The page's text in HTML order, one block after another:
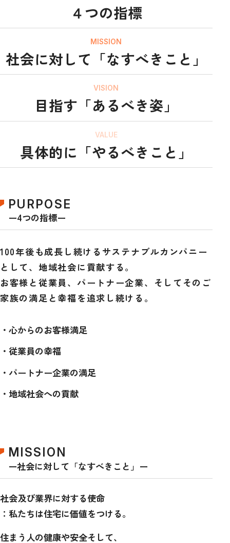
４つの指標
MISSION
社会に対して「なすべきこと」
VISION
目指す「あるべき姿」
VALUE
具体的に「やるべきこと」
PURPOSE
ー4つの指標ー
100年後も成長し続けるサステナブルカンパニー
として、地域社会に貢献する。
お客様と従業員、パートナー企業、そしてそのご
家族の満足と幸福を追求し続ける。
心からのお客様満足
従業員の幸福
パートナー企業の満足
地域社会への貢献
MISSION
ー社会に対して「なすべきこと」ー
社会及び業界に対する使命
：私たちは住宅に価値をつける。
住まう人の健康や安全そして、